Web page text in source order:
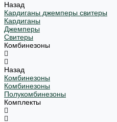
Назад
Кардиганы джемперы свитеры
Кардиганы
Джемперы
Свитеры
Комбинезоны
Назад
Комбинезоны
Комбинезоны
Полукомбинезоны
Комплекты